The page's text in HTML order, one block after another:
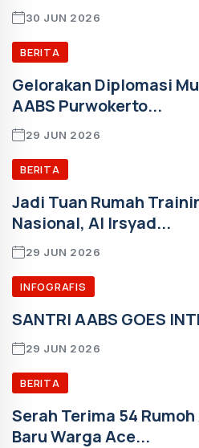
30 JUN 2026
BERITA
Gelorakan Diplomasi
AABS Purwokerto...
29 JUN 2026
BERITA
Jadi Tuan Rumah
Nasional, Al Irsyad...
29 JUN 2026
INFOGRAFIS
SANTRI AABS GOES
29 JUN 2026
BERITA
Serah Terima 54
Baru Warga Ace...